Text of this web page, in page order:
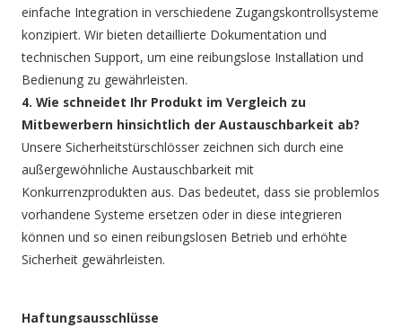
einfache Integration in verschiedene Zugangskontrollsysteme
konzipiert. Wir bieten detaillierte Dokumentation und
technischen Support, um eine reibungslose Installation und
Bedienung zu gewährleisten.
4. Wie schneidet Ihr Produkt im Vergleich zu
Mitbewerbern hinsichtlich der Austauschbarkeit ab?
Unsere Sicherheitstürschlösser zeichnen sich durch eine
außergewöhnliche Austauschbarkeit mit
Konkurrenzprodukten aus. Das bedeutet, dass sie problemlos
vorhandene Systeme ersetzen oder in diese integrieren
können und so einen reibungslosen Betrieb und erhöhte
Sicherheit gewährleisten.
Haftungsausschlüsse